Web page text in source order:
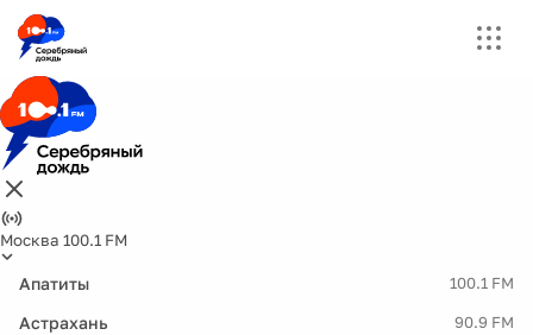
Москва 100.1 FM
Апатиты 100.1 FM
Астрахань 90.9 FM